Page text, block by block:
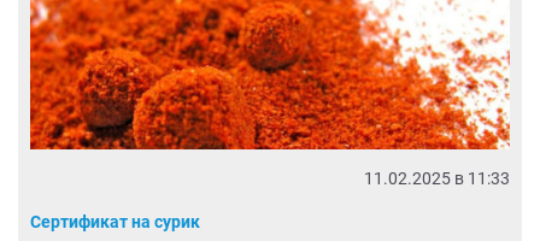
11.02.2025 в 11:33
Сертификат на сурик